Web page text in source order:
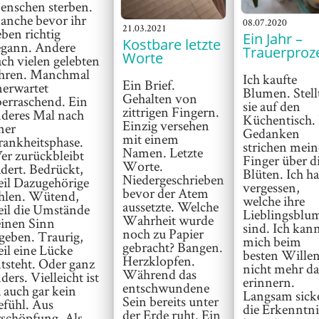
sterben.
bevor ihr
richtig
Andere
vielen gelebten
Manchmal
Ein
Mal nach
zurückbleibt
Bedrückt,
Dazugehörige
Wütend,
die Umstände
Sinn
Traurig,
eine Lücke
Oder ganz
Vielleicht ist
auch gar kein
Aus
21.03.2021
Kostbare letzte
Worte
Ein Brief.
Gehalten von
zittrigen Fingern.
Einzig versehen
mit einem
Namen. Letzte
Worte.
Niedergeschrieben
bevor der Atem
aussetzte. Welche
Wahrheit wurde
noch zu Papier
gebracht? Bangen.
Herzklopfen.
Während das
entschwundene
Sein bereits unter
der Erde ruht. Ein
08.07.2020
Ein Jahr –
Ich kaufte
Blumen.
sie auf den
Gedanken
strichen
Finger über
Blüten. Ich
vergessen,
welche ihre
sind. Ich
mich beim
besten
nicht mehr
erinnern.
Langsam
die